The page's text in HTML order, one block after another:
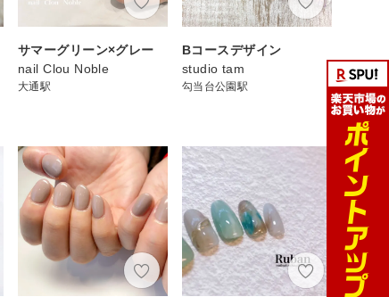
サマーグリーン×グレー
nail Clou Noble
大通駅
Bコースデザイン
studio tam
勾当台公園駅